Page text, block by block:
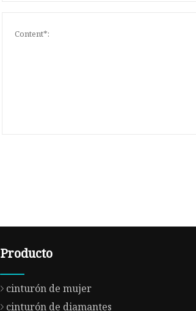
Producto
cinturón de mujer
cinturón de diamantes